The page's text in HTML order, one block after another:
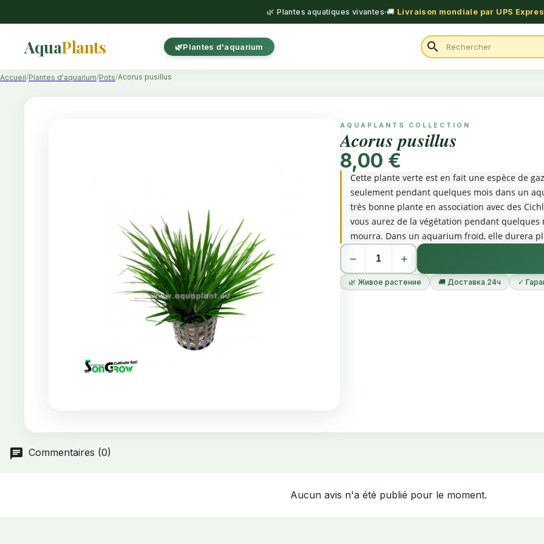
🌿 Plantes aquatiques vivantes 🚚 Livraison mondiale par UPS
AquaPlants Plantes d'aquarium search
Accueil Plantes d'aquarium Pots Acorus pusillus
AQUAPLANTS COLLECTION
Acorus pusillus
8,00 €
Cette plante verte est en fait une espèce de
seulement pendant quelques mois dans un
très bonne plante en association avec des
vous aurez de la végétation pendant
mourra. Dans un aquarium froid, elle durera
un paludarium. Elle s'épaissit et ne fera pas
facile à multiplier en la coupant simplement
− +
🌿 Живое растение 🚚 Доставка 24ч ✓
Commentaires (0)
Aucun avis n'a été publié pour le moment.